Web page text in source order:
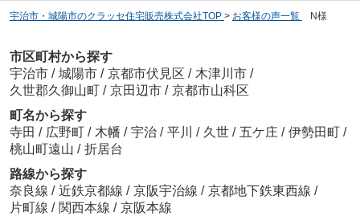
宇治市・城陽市のクラッセ住宅販売株式会社TOP > お客様の声一覧 N様
市区町村から探す
宇治市 / 城陽市 / 京都市伏見区 / 木津川市 /
久世郡久御山町 / 京田辺市 / 京都市山科区
町名から探す
寺田 / 広野町 / 木幡 / 宇治 / 平川 / 久世 / 五ケ庄 / 伊勢田町 /
桃山町遠山 / 折居台
路線から探す
奈良線 / 近鉄京都線 / 京阪宇治線 / 京都地下鉄東西線 /
片町線 / 関西本線 / 京阪本線